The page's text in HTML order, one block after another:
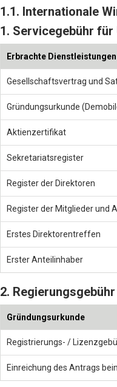
1.1. Internationale
1. Servicegebühr
Erbrachte
Gesellschaftsvertrag und
Gründungsurkunde
Aktienzertifikat
Sekretariatsregister
Register der Direktoren
Register der Mitglieder und
Erstes Direktorentreffen
Erster Anteilinhaber
2. Regierungsgebühr
Gründungsurkunde
Registrierungs- /
Einreichung des Antrags